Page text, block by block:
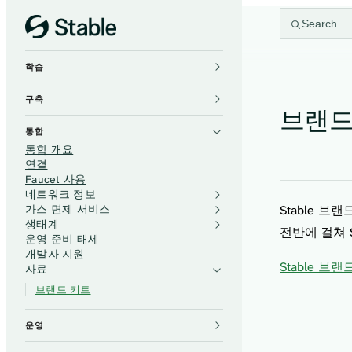
Skip to content
학습
구축
통합
통합 개요
연결
Faucet 사용
네트워크 정보
가스 면제 서비스
생태계
운영 준비 태세
개발자 지원
자료
브랜드 키트
운영
Search...
브랜
Stable 브랜
전반에 걸쳐
Stable 브랜